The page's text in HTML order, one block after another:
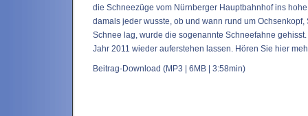
die Schneezüge vom Nürnberger Hauptbahnhof ins
damals jeder wusste, ob und wann rund um
Schnee lag, wurde die sogenannte Schneefahne
Jahr 2011 wieder auferstehen lassen. Hören Sie hier
Beitrag-Download (MP3 | 6MB | 3:58min)